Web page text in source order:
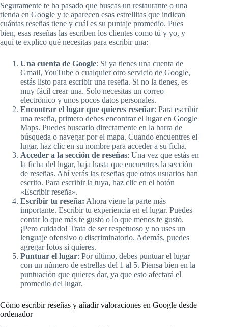
Seguramente te ha pasado que buscas un restaurante o una
tienda en Google y te aparecen esas estrellitas que indican
cuántas reseñas tiene y cuál es su puntaje promedio. Pues
bien, esas reseñas las escriben los clientes como tú y yo, y
aquí te explico qué necesitas para escribir una:
Una cuenta de Google: Si ya tienes una cuenta de
Gmail, YouTube o cualquier otro servicio de Google,
estás listo para escribir una reseña. Si no la tienes, es
muy fácil crear una. Solo necesitas un correo
electrónico y unos pocos datos personales.
Encontrar el lugar que quieres reseñar: Para escribir
una reseña, primero debes encontrar el lugar en Google
Maps. Puedes buscarlo directamente en la barra de
búsqueda o navegar por el mapa. Cuando encuentres el
lugar, haz clic en su nombre para acceder a su ficha.
Acceder a la sección de reseñas: Una vez que estás en
la ficha del lugar, baja hasta que encuentres la sección
de reseñas. Ahí verás las reseñas que otros usuarios han
escrito. Para escribir la tuya, haz clic en el botón
«Escribir reseña».
Escribir tu reseña: Ahora viene la parte más
importante. Escribir tu experiencia en el lugar. Puedes
contar lo que más te gustó o lo que menos te gustó.
¡Pero cuidado! Trata de ser respetuoso y no uses un
lenguaje ofensivo o discriminatorio. Además, puedes
agregar fotos si quieres.
Puntuar el lugar: Por último, debes puntuar el lugar
con un número de estrellas del 1 al 5. Piensa bien en la
puntuación que quieres dar, ya que esto afectará el
promedio del lugar.
Cómo escribir reseñas y añadir valoraciones en Google desde
ordenador